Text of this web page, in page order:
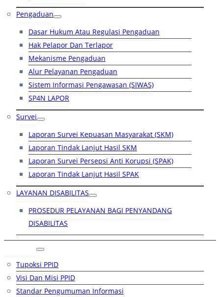
Pengaduan
Dasar Hukum Atau Regulasi Pengaduan
Hak Pelapor Dan Terlapor
Mekanisme Pengaduan
Alur Pelayanan Pengaduan
Sistem Informasi Pengawasan (SIWAS)
SP4N LAPOR
Survei
Laporan Survei Kepuasan Masyarakat (SKM)
Laporan Tindak Lanjut Hasil SKM
Laporan Survei Persepsi Anti Korupsi (SPAK)
Laporan Tindak Lanjut Hasil SPAK
LAYANAN DISABILITAS
PROSEDUR PELAYANAN BAGI PENYANDANG
DISABILITAS
Tupoksi PPID
Visi Dan Misi PPID
Standar Pengumuman Informasi